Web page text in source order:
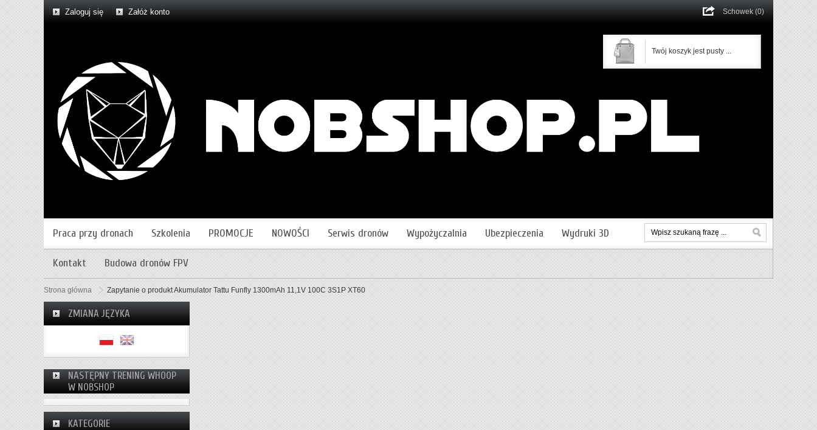
Zaloguj się Załóż konto Schowek (0)
Twój koszyk jest pusty ...
Praca przy dronach Szkolenia PROMOCJE NOWOŚCI Serwis dronów Wypożyczalnia Ubezpieczenia Wydruki 3D
Kontakt Budowa dronów FPV
Strona główna Zapytanie o produkt Akumulator Tattu Funfly 1300mAh 11,1V 100C 3S1P XT60
ZMIANA JĘZYKA
NASTĘPNY TRENING WHOOP
W NOBSHOP
KATEGORIE